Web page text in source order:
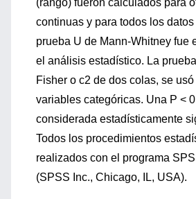
(rango) fueron calculados para
continuas y para todos los
prueba U de Mann-Whitney fue
el análisis estadístico. La
Fisher o c2 de dos colas, se
variables categóricas. Una P <
considerada estadísticamente
Todos los procedimientos
realizados con el programa
(SPSS Inc., Chicago, IL, USA).